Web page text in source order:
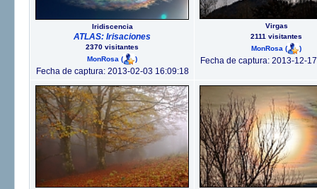
Iridiscencia
ATLAS: Irisaciones
2370 visitantes
MonRosa ( )
Fecha de captura: 2013-02-03 16:09:18
Virgas
2111 visitantes
MonRosa ( )
Fecha de captura: 2013-12-